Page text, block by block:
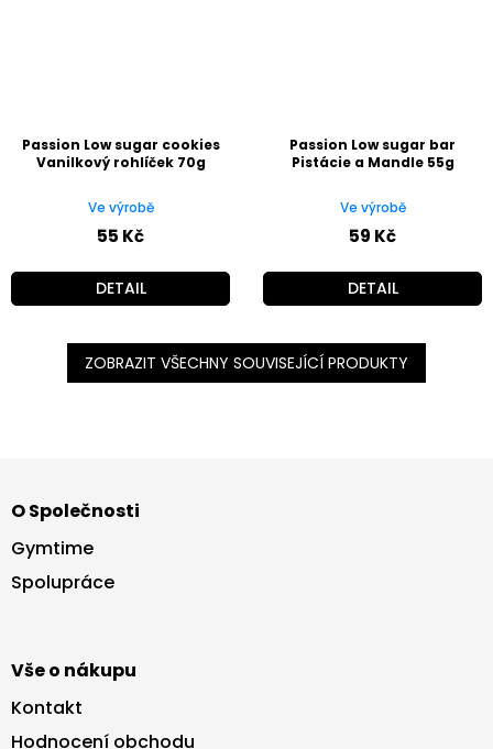
Passion Low sugar cookies
Vanilkový rohlíček 70g
Ve výrobě
55 Kč
DETAIL
Passion Low sugar bar
Pistácie a Mandle 55g
Ve výrobě
59 Kč
DETAIL
ZOBRAZIT VŠECHNY SOUVISEJÍCÍ PRODUKTY
p
a
O Společnosti
Gymtime
Spolupráce
Vše o nákupu
Kontakt
Hodnocení obchodu